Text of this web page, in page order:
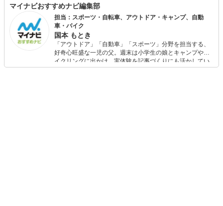
ト 「MY TRAINERS(マイトレーナーズ)」の2018年度人気
No.1トレーナーになりました。 現在は、フィットネストレ
ーナーを「一家に一台」提供するために、トレーナースク
ール「MY TRAINERSアカデミー」の講師を担当していま
す。
マイナビおすすめナビ編集部
担当：スポーツ・自転車、アウトドア・キャンプ、自動
車・バイク
国本 もとき
「アウトドア」「自動車」「スポーツ」分野を担当する、
好奇心旺盛な一児の父。週末は小学生の娘とキャンプやサ
イクリングに出かけ、実体験を記事づくりにも活かしてい
ます。読者の「知りたい」を分かりやすく届けることをモ